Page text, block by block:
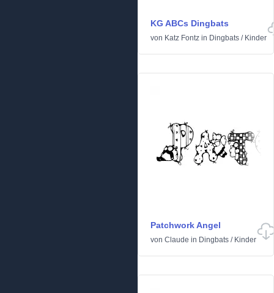
KG ABCs Dingbats
von Katz Fontz in Dingbats / Kinder
Patchwork Angel
von Claude in Dingbats / Kinder